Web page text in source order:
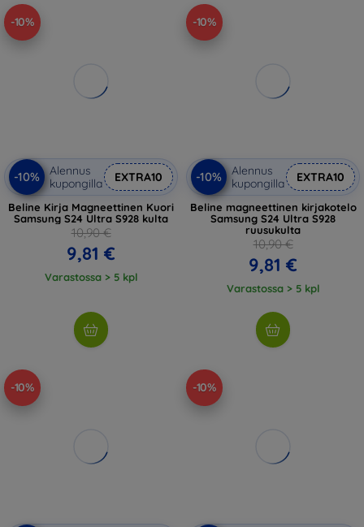
-10%
-10%
Alennus
kupongilla
EXTRA10
Beline Kirja Magneettinen Kuori
Samsung S24 Ultra S928 kulta
10,90 €
9,81 €
Varastossa > 5 kpl
-10%
-10%
Alennus
kupongilla
EXTRA10
Beline magneettinen kirjakotelo
Samsung S24 Ultra S928
ruusukulta
10,90 €
9,81 €
Varastossa > 5 kpl
-10% -10%